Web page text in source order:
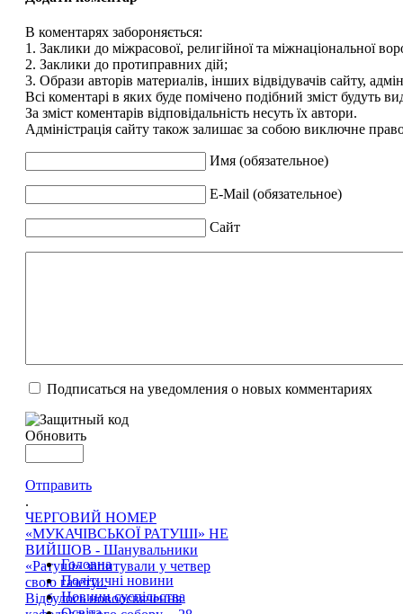
В коментарях забороняється:
1. Заклики до міжрасової, религійної та міжнаціональної
2. Заклики до протиправних дій;
3. Образи авторів материалів, інших відвідувачів сайту,
Всі коментарі в яких буде помічено подібний зміст будуть
За зміст коментарів відповідальність несуть їх автори.
Адміністрація сайту також залишає за собою виключне
Имя (обязательное)
E-Mail (обязательное)
Сайт
Подписаться на уведомления о новых комментариях
Обновить
Отправить
.
ЧЕРГОВИЙ НОМЕР
«МУКАЧІВСЬКОЇ РАТУШІ» НЕ
ВИЙШОВ - Шанувальники
«Ратуші» запитували у четвер
свою газету...
Відбулось новоосвячення
Головна
Політичні новини
Новини суспільства